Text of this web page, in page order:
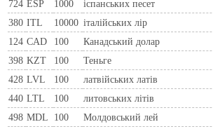
724 ESP 1000 iспанських песет
380 ITL 10000 iталiйських лiр
124 CAD 100 Канадський долар
398 KZT 100 Теньге
428 LVL 100 латвійських латів
440 LTL 100 литовських літів
498 MDL 100 Молдовський лей